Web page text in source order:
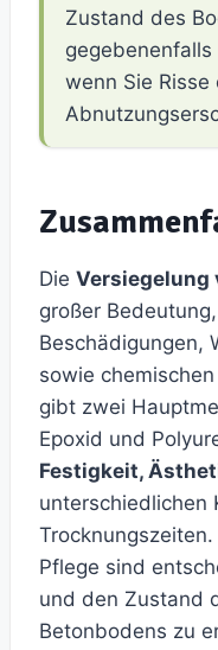
Zustand des
wenn Sie Risse
Die Versiegelung
großer
Beschädigungen,
sowie
gibt zwei
Epoxid und
Festigkeit,
unterschiedlichen
Pflege sind
und den Zustand
Betonbodens zu